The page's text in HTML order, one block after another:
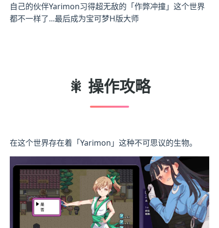
自己的伙伴Yarimon习得超无敌的「作弊冲撞」这个世界
都不一样了...最后成为宝可梦H版大师
🎇 操作攻略
在这个世界存在着「Yarimon」这种不可思议的生物。